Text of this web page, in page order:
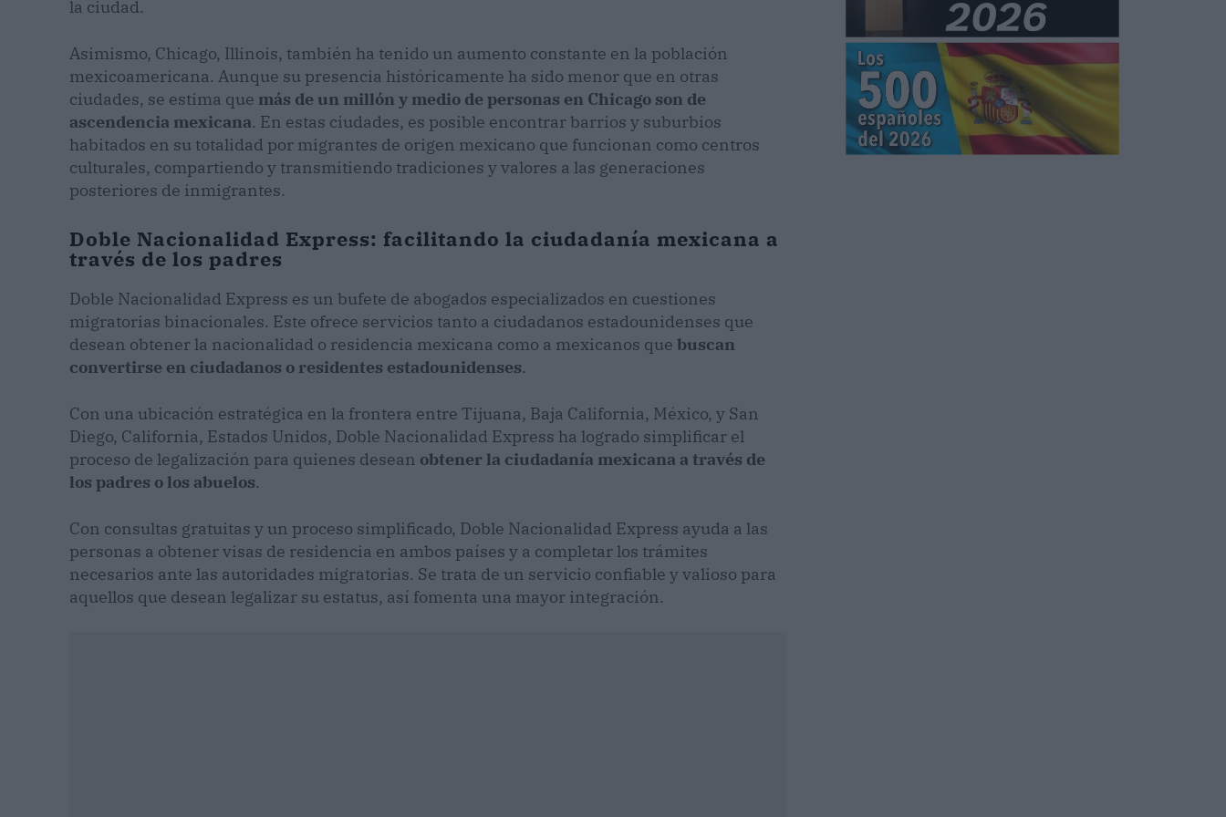
la ciudad.
Asimismo, Chicago, Illinois, también ha tenido un aumento constante en la población
mexicoamericana. Aunque su presencia históricamente ha sido menor que en otras
ciudades, se estima que más de un millón y medio de personas en Chicago son de
ascendencia mexicana. En estas ciudades, es posible encontrar barrios y suburbios
habitados en su totalidad por migrantes de origen mexicano que funcionan como centros
culturales, compartiendo y transmitiendo tradiciones y valores a las generaciones
posteriores de inmigrantes.
Doble Nacionalidad Express: facilitando la ciudadanía mexicana a
través de los padres
Doble Nacionalidad Express es un bufete de abogados especializados en cuestiones
migratorias binacionales. Este ofrece servicios tanto a ciudadanos estadounidenses que
desean obtener la nacionalidad o residencia mexicana como a mexicanos que buscan
convertirse en ciudadanos o residentes estadounidenses.
Con una ubicación estratégica en la frontera entre Tijuana, Baja California, México, y San
Diego, California, Estados Unidos, Doble Nacionalidad Express ha logrado simplificar el
proceso de legalización para quienes desean obtener la ciudadanía mexicana a través de
los padres o los abuelos.
Con consultas gratuitas y un proceso simplificado, Doble Nacionalidad Express ayuda a las
personas a obtener visas de residencia en ambos países y a completar los trámites
necesarios ante las autoridades migratorias. Se trata de un servicio confiable y valioso para
aquellos que desean legalizar su estatus, así fomenta una mayor integración.